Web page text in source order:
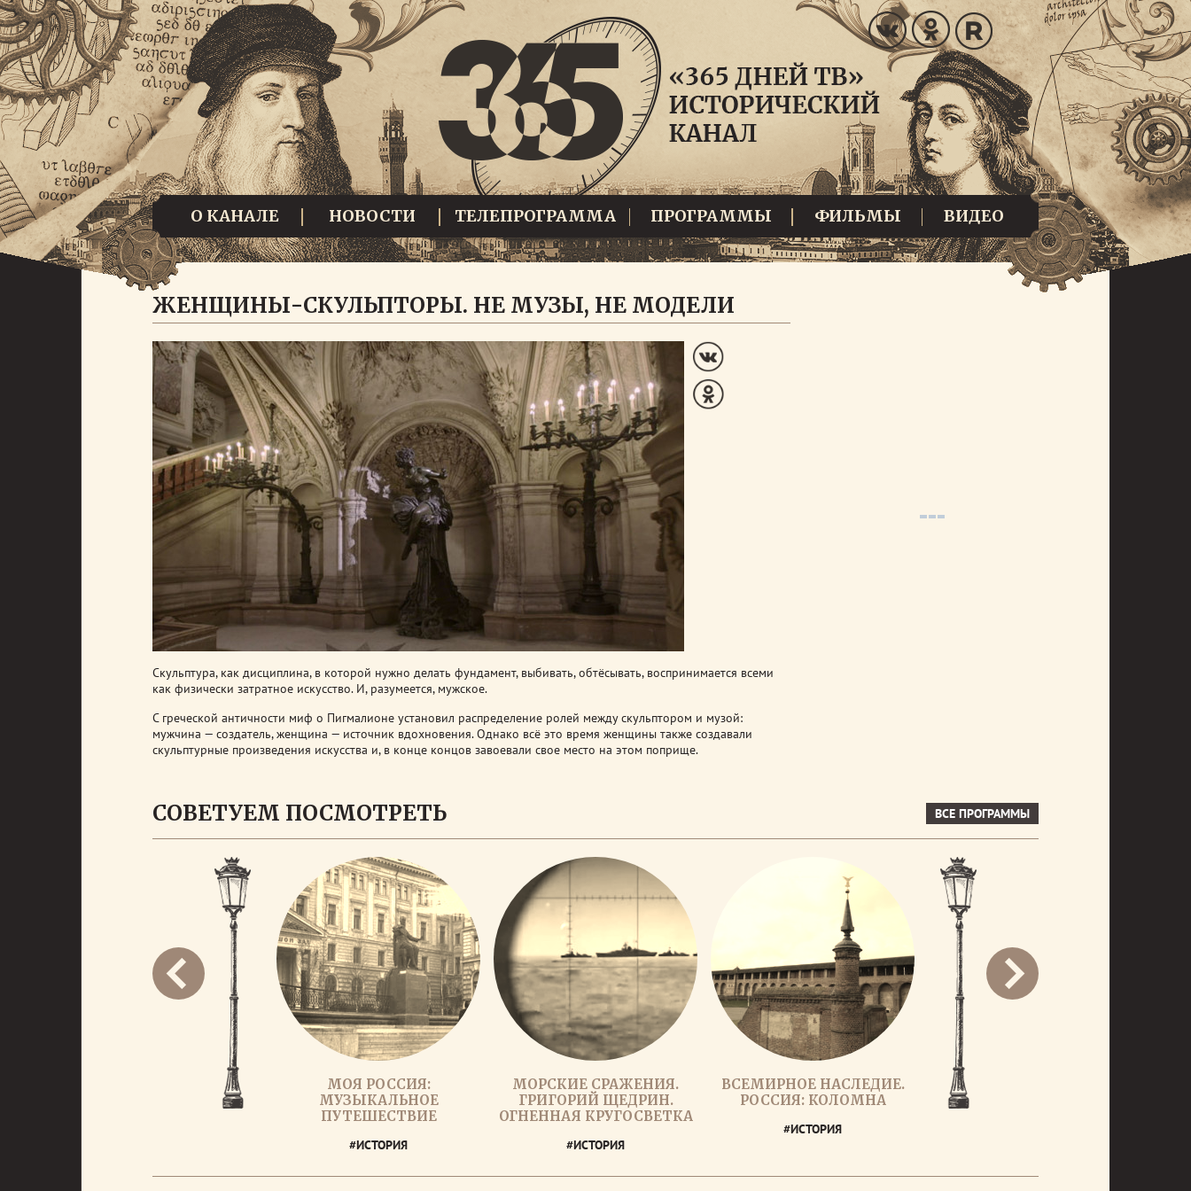
О КАНАЛЕ НОВОСТИ ТЕЛЕПРОГРАММА ПРОГРАММЫ ФИЛЬМЫ ВИДЕО
ЖЕНЩИНЫ-СКУЛЬПТОРЫ. НЕ МУЗЫ, НЕ МОДЕЛИ
Скульптура, как дисциплина, в которой нужно делать фундамент, выбивать, обтёсывать, воспринимается всеми
как физически затратное искусство. И, разумеется, мужское.
С греческой античности миф о Пигмалионе установил распределение ролей между скульптором и музой:
мужчина — создатель, женщина — источник вдохновения. Однако всё это время женщины также создавали
скульптурные произведения искусства и, в конце концов завоевали свое место на этом поприще.
СОВЕТУЕМ ПОСМОТРЕТЬ ВСЕ ПРОГРАММЫ
МОЯ РОССИЯ:
МУЗЫКАЛЬНОЕ
ПУТЕШЕСТВИЕ
#ИСТОРИЯ
МОРСКИЕ СРАЖЕНИЯ.
ГРИГОРИЙ ЩЕДРИН.
ОГНЕННАЯ КРУГОСВЕТКА
#ИСТОРИЯ
ВСЕМИРНОЕ НАСЛЕДИЕ.
РОССИЯ: КОЛОМНА
#ИСТОРИЯ